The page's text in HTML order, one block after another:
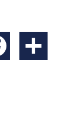
Facebook